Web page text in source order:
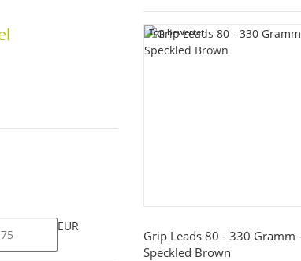
Top bewertet
Grip Leads 80 - 330 Gramm
Speckled Brown
EUR